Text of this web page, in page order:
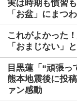
実は時期も慣習
「お盆」にまつ
これがよかった
「おまじない」
目黒蓮「“頑張
熊本地震後に投
ァン感動